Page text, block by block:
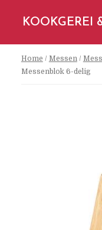
KOOKGEREI
Home / Messen/
Messenblok 6-delig